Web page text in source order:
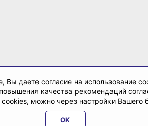
Вы даете согласие на использование
качества рекомендаций
cookies, можно через настройки Вашего
OK